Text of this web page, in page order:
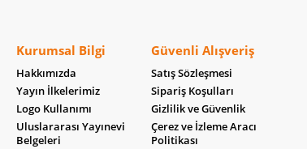
Kurumsal Bilgi
Hakkımızda
Yayın İlkelerimiz
Logo Kullanımı
Uluslararası Yayınevi
Belgeleri
Güvenli Alışveriş
Satış Sözleşmesi
Sipariş Koşulları
Gizlilik ve Güvenlik
Çerez ve İzleme Aracı
Politikası